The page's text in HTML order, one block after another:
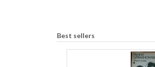
Best sellers